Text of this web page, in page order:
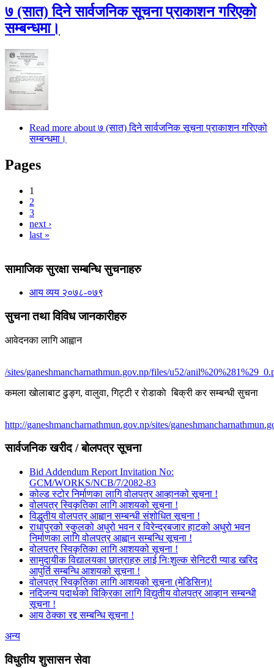
७ (सात) दिने सार्वजनिक सूचना प्राकाशन गरिएको
सम्बन्धमा।
Read more about ७ (सात) दिने सार्वजनिक सूचना प्राकाशन गरिएको
सम्बन्धमा।
Pages
1
2
3
next ›
last »
सामाजिक सुरक्षा सम्बन्धि सुचनाहरु
आय व्यय २०७८-०७९
सुचना तथा विविध जानकारीहरु
आवेदनका लागि आह्वान
/sites/ganeshmancharnathmun.gov.np/files/u52/
कमला खाेलाबाट ढु‌ङ्ग, वालुवा, गिट्टी र राेडाकाे बिक्री कर सम्बन्धी सुचना
http://ganeshmancharnathmun.gov.np/sites/
सार्वजनिक खरीद / बोलपत्र सूचना
Bid Addendum Report Invitation No:
GCM/WORKS/NCB/7/2082-83
कोल्ड स्टोर निर्माणका लागि वोलपत्र आव्हानको सूचना !
वोलपत्र स्विकृतिका लागि आशयको सूचना !
विद्धुतीय वोलपत्र आह्वान सम्बन्धी संशोधित सूचना !
राधापुरको स्कुलको अधुरो भवन र विरेन्द्रबजार हाटको अधुरो भवन
निर्माणका लागि वोलपत्र आह्वान सम्बन्धि सूचना !
वोलपत्र स्विकृतिका लागि आशयको सूचना !
सामुदायीक विद्यालयका छात्राहरु लाई निःशुल्क सेनिटरी प्याड खरिद
आपुर्ति सम्बन्धि आशयको सूचना !
वोलपत्र स्विकृतिका लागि आशयको सूचना (मेडिसिन)!
नदिजन्य पदार्थको विक्रिका लागि विद्युतीय वोलपत्र आव्हान सम्बन्धी
सूचना !
आय ठेक्का रद्द सम्बन्धि सूचना !
अन्य
विधुतीय शुसासन सेवा